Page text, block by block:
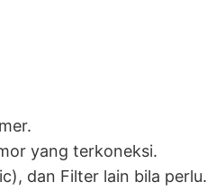
yang terkoneksi.
dan Filter lain bila perlu.